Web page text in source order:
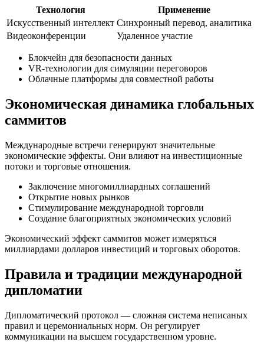
Технология
Применение
Искусственный интеллект Синхронный перевод, аналитика
Видеоконференции
Удаленное участие
Блокчейн для безопасности данных
VR-технологии для симуляции переговоров
Облачные платформы для совместной работы
Экономическая динамика глобальных
саммитов
Международные встречи генерируют значительные
экономические эффекты. Они влияют на инвестиционные
потоки и торговые отношения.
Заключение многомиллиардных соглашений
Открытие новых рынков
Стимулирование международной торговли
Создание благоприятных экономических условий
Экономический эффект саммитов может измеряться
миллиардами долларов инвестиций и торговых оборотов.
Правила и традиции международной
дипломатии
Дипломатический протокол — сложная система неписаных
правил и церемониальных норм. Он регулирует
коммуникации на высшем государственном уровне.